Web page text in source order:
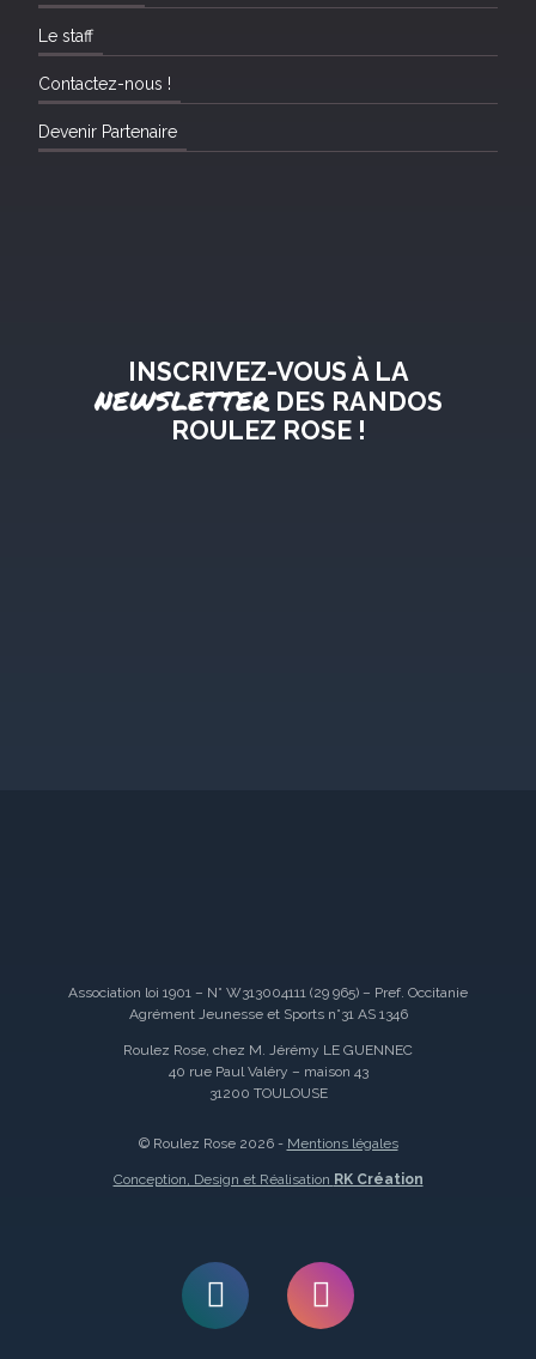
Le staff
Contactez-nous !
Devenir Partenaire
INSCRIVEZ-VOUS À LA
NEWSLETTERDES RANDOS
ROULEZ ROSE !
Association loi 1901 – N° W313004111 (29 965) – Pref. Occitanie
Agrément Jeunesse et Sports n°31 AS 1346
Roulez Rose, chez M. Jérémy LE GUENNEC
40 rue Paul Valéry – maison 43
31200 TOULOUSE
© Roulez Rose 2026 - Mentions légales
Conception, Design et Réalisation RK Création